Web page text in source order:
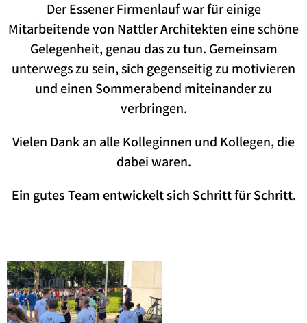
Der Essener Firmenlauf war für einige
Mitarbeitende von Nattler Architekten eine schöne
Gelegenheit, genau das zu tun. Gemeinsam
unterwegs zu sein, sich gegenseitig zu motivieren
und einen Sommerabend miteinander zu
verbringen.
Vielen Dank an alle Kolleginnen und Kollegen, die
dabei waren.
Ein gutes Team entwickelt sich Schritt für Schritt.